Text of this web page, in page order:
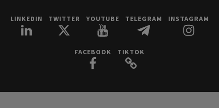
LINKEDIN TWITTER YOUTUBE TELEGRAM INSTAGRAM
FACEBOOK TIKTOK